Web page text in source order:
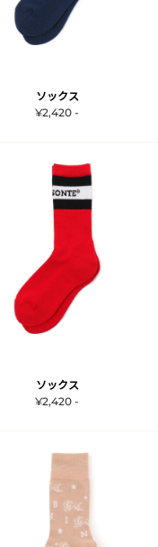
ソックス
¥2,420 -
ソックス
¥2,420 -